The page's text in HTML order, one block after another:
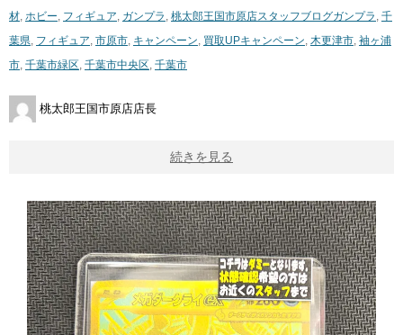
材, ホビー, フィギュア, ガンプラ , 桃太郎王国市原店スタッフブログガンプラ , 千
葉県, フィギュア, 市原市, キャンペーン, 買取UPキャンペーン, 木更津市, 袖ヶ浦
市, 千葉市緑区, 千葉市中央区, 千葉市
桃太郎王国市原店店長
続きを見る